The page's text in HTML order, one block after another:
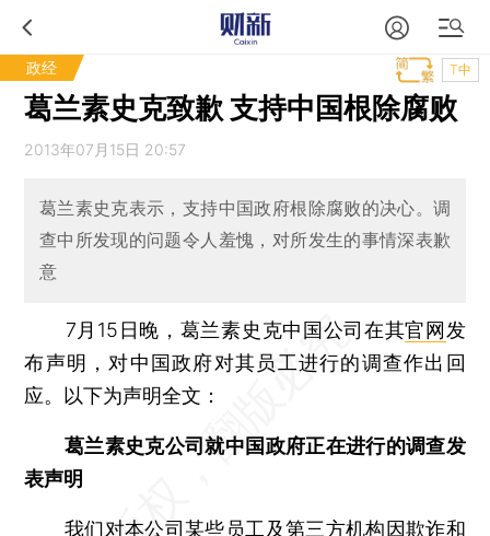
政经 T中
葛兰素史克致歉 支持中国根除腐败
2013年07月15日 20:57
葛兰素史克表示，支持中国政府根除腐败的决心。调
查中所发现的问题令人羞愧，对所发生的事情深表歉
意
7月15日晚，葛兰素史克中国公司在其官网 发
布声明，对中国政府对其员工进行的调查作出回
应。以下为声明全文：
葛兰素史克公司就中国政府正在进行的调查发
表声明
我们对本公司某些员工及第三方机构因欺诈和